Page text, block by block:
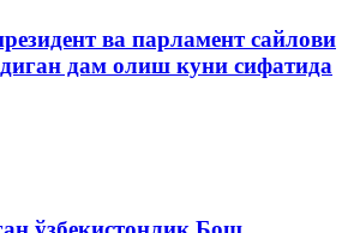
ва парламент сайлови
дам олиш куни сифатида